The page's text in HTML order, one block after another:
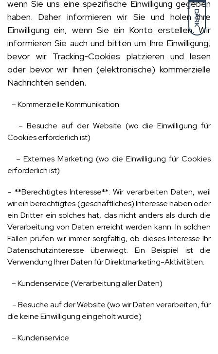
DARK
wenn Sie uns eine spezifische Einwilligung gegeben
haben. Daher informieren wir Sie und holen Ihre
Einwilligung ein, wenn Sie ein Konto erstellen. Wir
informieren Sie auch und bitten um Ihre Einwilligung,
bevor wir Tracking-Cookies platzieren und lesen
oder bevor wir Ihnen (elektronische) kommerzielle
Nachrichten senden.
– Kommerzielle Kommunikation
– Besuche auf der Website (wo die Einwilligung für
Cookies erforderlich ist)
– Externes Marketing (wo die Einwilligung für Cookies
erforderlich ist)
– **Berechtigtes Interesse**: Wir verarbeiten Daten, weil
wir ein berechtigtes (geschäftliches) Interesse haben oder
ein Dritter ein solches hat, das nicht anders als durch die
Verarbeitung von Daten erreicht werden kann. In solchen
Fällen prüfen wir immer sorgfältig, ob dieses Interesse Ihr
Datenschutzinteresse überwiegt. Ein Beispiel ist die
Verwendung Ihrer Daten für Direktmarketing-Aktivitäten.
– Kundenservice (Verarbeitung aller Daten)
– Besuche auf der Website (wo wir Daten verarbeiten, für
die keine Einwilligung eingeholt wurde)
– Kundenservice